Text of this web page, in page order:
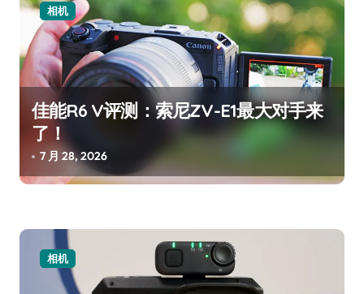
相机
佳能R6 V评测：索尼ZV-E1最大对手来
了！
7 月 28, 2026
相机